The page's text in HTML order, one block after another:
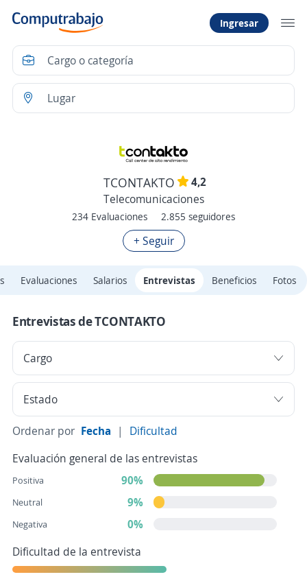
Ingresar
TCONTAKTO
4,2
Telecomunicaciones
234 Evaluaciones 2.855 seguidores
+ Seguir
Evaluaciones Salarios Entrevistas Beneficios Fotos
Entrevistas de TCONTAKTO
Ordenar por Fecha |
Dificultad
Evaluación general de las entrevistas
Positiva 90%
Neutral 9%
Negativa
0%
Dificultad de la entrevista